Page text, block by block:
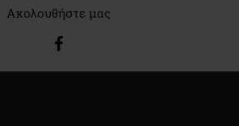
Ακολουθήστε μας